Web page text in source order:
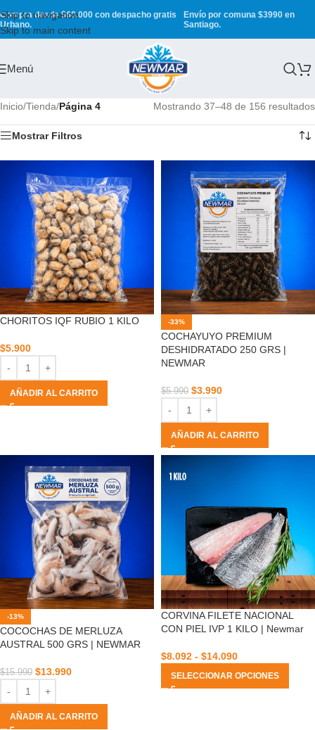
Skip to navigation
Skip to main content
Compra desde $60.000 con despacho gratis
Urbano.
Envío por comuna $3990 en
Santiago.
Menú
Inicio/Tienda/Página 4 Mostrando 37–48 de 156 resultados
Mostrar Filtros
CHORITOS IQF RUBIO 1 KILO
$5.900
AÑADIR AL CARRITO
-33%
COCHAYUYO PREMIUM
DESHIDRATADO 250 GRS |
NEWMAR
$5.990 $3.990
AÑADIR AL CARRITO
-13%
COCOCHAS DE MERLUZA
AUSTRAL 500 GRS | NEWMAR
$15.990 $13.990
AÑADIR AL CARRITO
CORVINA FILETE NACIONAL
CON PIEL IVP 1 KILO | Newmar
$8.092 - $14.090
SELECCIONAR OPCIONES